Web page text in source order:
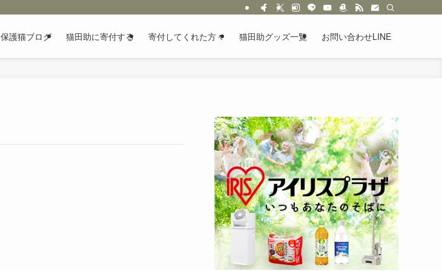
保護猫ブログ 猫田助に寄付する 寄付してくれた方々 猫田助グッズ一覧 お問い合わせLINE